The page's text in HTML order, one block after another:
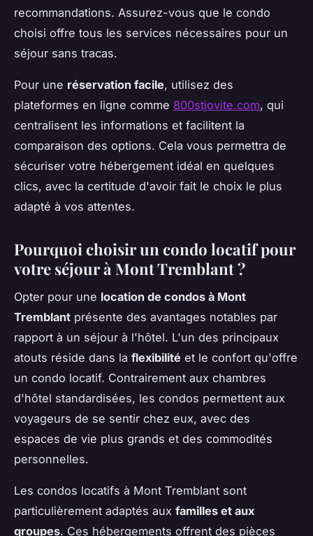
recommandations. Assurez-vous que le condo
choisi offre tous les services nécessaires pour un
séjour sans tracas.
Pour une réservation facile, utilisez des
plateformes en ligne comme 800stjovite.com, qui
centralisent les informations et facilitent la
comparaison des options. Cela vous permettra de
sécuriser votre hébergement idéal en quelques
clics, avec la certitude d'avoir fait le choix le plus
adapté à vos attentes.
Pourquoi choisir un condo locatif pour
votre séjour à Mont Tremblant ?
Opter pour une location de condos à Mont
Tremblant présente des avantages notables par
rapport à un séjour à l'hôtel. L'un des principaux
atouts réside dans la flexibilité et le confort qu'offre
un condo locatif. Contrairement aux chambres
d'hôtel standardisées, les condos permettent aux
voyageurs de se sentir chez eux, avec des
espaces de vie plus grands et des commodités
personnelles.
Les condos locatifs à Mont Tremblant sont
particulièrement adaptés aux familles et aux
groupes. Ces hébergements offrent des pièces